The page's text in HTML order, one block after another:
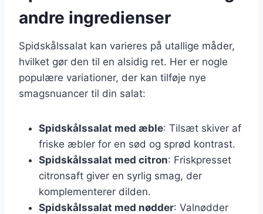
andre ingredienser
Spidskålssalat kan varieres på utallige måder,
hvilket gør den til en alsidig ret. Her er nogle
populære variationer, der kan tilføje nye
smagsnuancer til din salat:
Spidskålssalat med æble: Tilsæt skiver af
friske æbler for en sød og sprød kontrast.
Spidskålssalat med citron: Friskpresset
citronsaft giver en syrlig smag, der
komplementerer dilden.
Spidskålssalat med nødder: Valnødder